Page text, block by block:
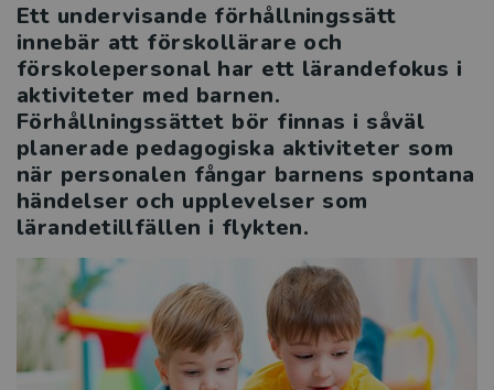
Ett undervisande förhållningssätt
innebär att förskollärare och
förskolepersonal har ett lärandefokus i
aktiviteter med barnen.
Förhållningssättet bör finnas i såväl
planerade pedagogiska aktiviteter som
när personalen fångar barnens spontana
händelser och upplevelser som
lärandetillfällen i flykten.